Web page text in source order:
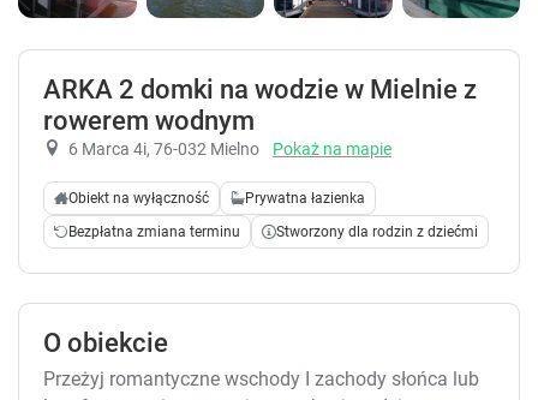
ARKA 2 domki na wodzie w Mielnie z
rowerem wodnym
6 Marca 4i, 76-032 Mielno Pokaż na mapie
Obiekt na wyłączność
Prywatna łazienka
Bezpłatna zmiana terminu
Stworzony dla rodzin z dziećmi
O obiekcie
Przeżyj romantyczne wschody I zachody słońca lub